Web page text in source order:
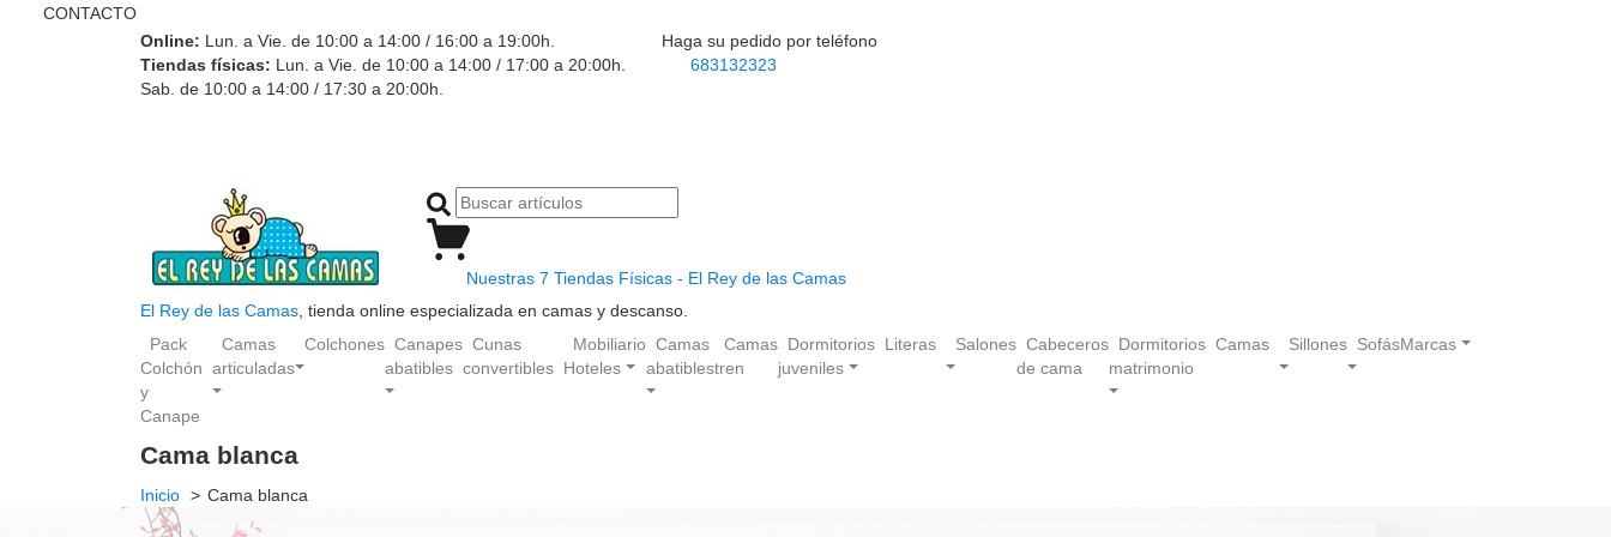
CONTACTO
Online: Lun. a Vie. de 10:00 a 14:00 / 16:00 a 19:00h.
Tiendas físicas: Lun. a Vie. de 10:00 a 14:00 / 17:00 a 20:00h.
Sab. de 10:00 a 14:00 / 17:30 a 20:00h.
Haga su pedido por teléfono
683132323
Nuestras 7 Tiendas Físicas - El Rey de las Camas
El Rey de las Camas , tienda online especializada en camas y descanso.
Pack
Colchón
y
Canape
Camas
articuladas
Colchones Canapes
abatibles
Cunas
convertibles
Mobiliario
Hoteles
Camas
abatibles
Camas
tren
Dormitorios
juveniles
Literas Salones Cabeceros
de cama
Dormitorios
matrimonio
Camas Sillones SofásMarcas
Cama blanca
Inicio Cama blanca